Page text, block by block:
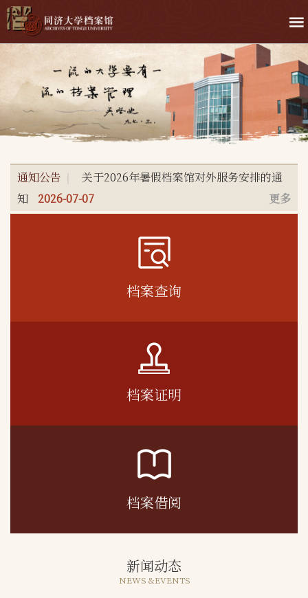
通知公告 |
关于2026年暑假档案馆对外服务安排的通
知
2026-07-07 更多
档案查询
档案证明
档案借阅
新闻动态
NEWS &EVENTS